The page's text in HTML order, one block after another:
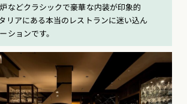
などクラシックで豪華な内装が印象的
リアにある本当のレストランに迷い込ん
ションです。